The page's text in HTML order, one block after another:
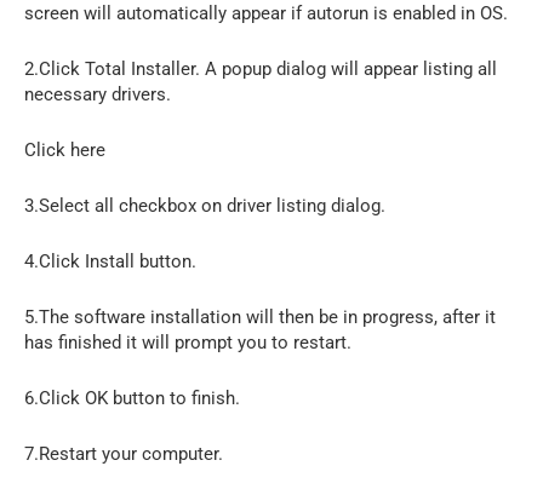
screen will automatically appear if autorun is enabled in OS.
2.Click Total Installer. A popup dialog will appear listing all
necessary drivers.
Click here
3.Select all checkbox on driver listing dialog.
4.Click Install button.
5.The software installation will then be in progress, after it
has finished it will prompt you to restart.
6.Click OK button to finish.
7.Restart your computer.